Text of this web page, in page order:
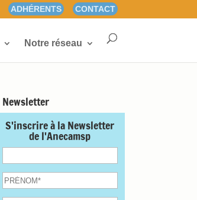
ADHÉRENTS CONTACT
Notre réseau
Newsletter
S'inscrire à la Newsletter
de l'Anecamsp